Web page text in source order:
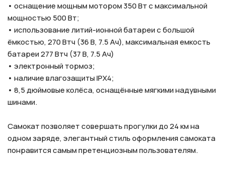
• оснащение мощным мотором 350 Вт с максимальной
мощностью 500 Вт;
• использование литий-ионной батареи с большой
ёмкостью, 270 Втч (36 В, 7.5 Ач), максимальная емкость
батареи 277 Втч (37 В, 7.5 Ач)
• электронный тормоз;
• наличие влагозащиты IPX4;
• 8,5 дюймовые колёса, оснащённые мягкими надувными
шинами.
Самокат позволяет совершать прогулки до 24 км на
одном заряде, элегантный стиль оформления самоката
понравится самым претенциозным пользователям.